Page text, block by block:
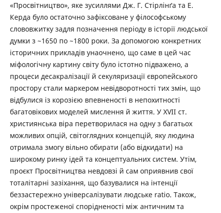
«Просвітництво», яке зусиллями Дж. Г. Стірлінґа та Е.
Керда було остаточно зафіксоване у філософському
слововжитку задля позначення періоду в історії людської
думки з ~1650 по ~1800 роки. За допомогою конкретних
історичних прикладів унаочнено, що саме в цей час
міфологічну картину світу було істотно підважено, а
процеси десакралізації й секуляризації європейського
простору стали маркером невідворотності тих змін, що
відбулися із корозією впевненості в непохитності
багатовікових моделей мислення й життя. У XVII ст.
християнська віра перетворилася на одну з багатьох
можливих опцій, світоглядних концепцій, яку людина
отримала змогу вільно обирати (або відкидати) на
широкому ринку ідей та концептуальних систем. Утім,
проєкт Просвітництва невдовзі й сам оприявнив свої
тоталітарні зазіхання, що базувалися на інтенції
беззастережно універсалізувати людське ratio. Також,
окрім простеженої спорідненості між античним та